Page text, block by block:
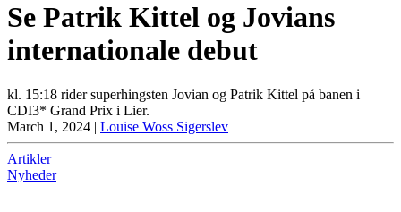
Se Patrik Kittel og Jovians
internationale debut
kl. 15:18 rider superhingsten Jovian og Patrik Kittel på banen i
CDI3* Grand Prix i Lier.
March 1, 2024 | Louise Woss Sigerslev
Artikler
Nyheder